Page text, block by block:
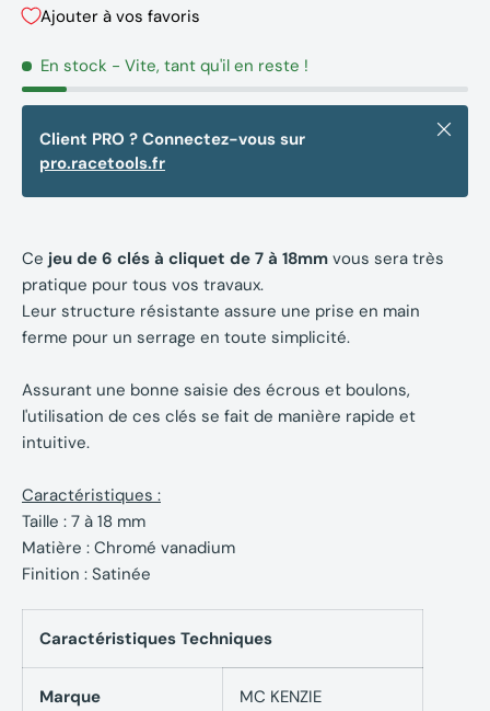
Ajouter à vos favoris
En stock - Vite, tant qu'il en reste !
Client PRO ? Connectez-vous sur
pro.racetools.fr
Fermer
Ce jeu de 6 clés à cliquet de 7 à 18mm vous sera très
pratique pour tous vos travaux.
Leur structure résistante assure une prise en main
ferme pour un serrage en toute simplicité.
Assurant une bonne saisie des écrous et boulons,
l'utilisation de ces clés se fait de manière rapide et
intuitive.
Caractéristiques :
Taille : 7 à 18 mm
Matière : Chromé vanadium
Finition : Satinée
Caractéristiques Techniques
Marque MC KENZIE